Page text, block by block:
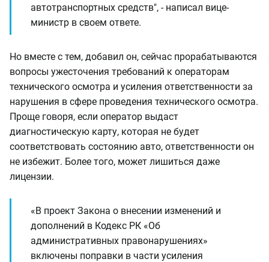
автотранспортных средств", - написал вице-
министр в своем ответе.
Но вместе с тем, добавил он, сейчас прорабатываются
вопросы ужесточения требований к операторам
технического осмотра и усиления ответственности за
нарушения в сфере проведения технического осмотра.
Проще говоря, если оператор выдаст
диагностическую карту, которая не будет
соответствовать состоянию авто, ответственности он
не избежит. Более того, может лишиться даже
лицензии.
«В проект Закона о внесении изменений и
дополнений в Кодекс РК «Об
административных правонарушениях»
включены поправки в части усиления